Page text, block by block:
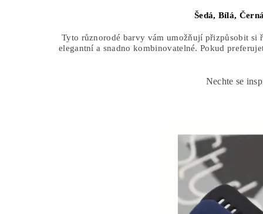
Šedá, Bílá,
Tyto různorodé barvy vám umožňují přizpůsobit si
elegantní a snadno kombinovatelné. Pokud
Nechte se